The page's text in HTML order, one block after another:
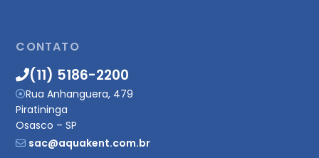
CONTATO
(11) 5186-2200
Rua Anhanguera, 479
Piratininga
Osasco – SP
sac@aquakent.com.br